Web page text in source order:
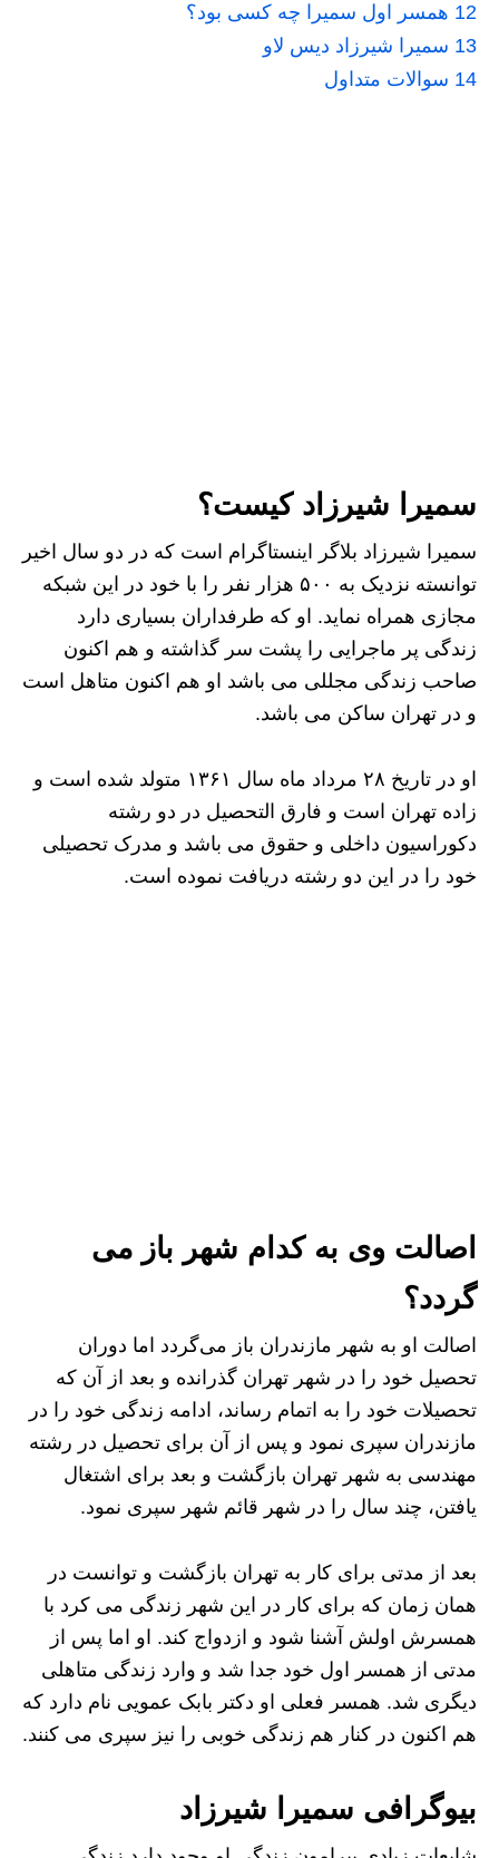
12 همسر اول سمیرا چه کسی بود؟
13 سمیرا شیرزاد دیس لاو
14 سوالات متداول
سمیرا شیرزاد کیست؟
سمیرا شیرزاد بلاگر اینستاگرام است که در دو سال اخیر
توانسته نزدیک به ۵۰۰ هزار نفر را با خود در این شبکه
مجازی همراه نماید. او که طرفداران بسیاری دارد
زندگی پر ماجرایی را پشت سر گذاشته و هم اکنون
صاحب زندگی مجللی می باشد او هم اکنون متاهل است
و در تهران ساکن می باشد.
او در تاریخ ۲۸ مرداد ماه سال ۱۳۶۱ متولد شده است و
زاده تهران است و فارق التحصیل در دو رشته
دکوراسیون داخلی و حقوق می باشد و مدرک تحصیلی
خود را در این دو رشته دریافت نموده است.
اصالت وی به کدام شهر باز می
گردد؟
اصالت او به شهر مازندران باز می‌گردد اما دوران
تحصیل خود را در شهر تهران گذرانده و بعد از آن که
تحصیلات خود را به اتمام رساند، ادامه زندگی خود را در
مازندران سپری نمود و پس از آن برای تحصیل در رشته
مهندسی به شهر تهران بازگشت و بعد برای اشتغال
یافتن، چند سال را در شهر قائم شهر سپری نمود.
بعد از مدتی برای کار به تهران بازگشت و توانست در
همان زمان که برای کار در این شهر زندگی می کرد با
همسرش اولش آشنا شود و ازدواج کند. او اما پس از
مدتی از همسر اول خود جدا شد و وارد زندگی متاهلی
دیگری شد. همسر فعلی او دکتر بابک عمویی نام دارد که
هم اکنون در کنار هم زندگی خوبی را نیز سپری می کنند.
بیوگرافی سمیرا شیرزاد